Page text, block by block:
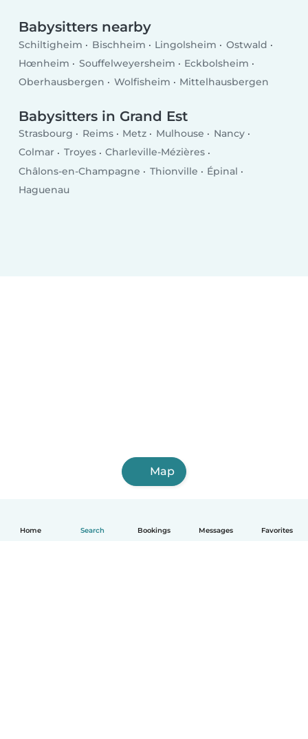
Home Search Bookings Messages Favorites
Babysitters nearby
Schiltigheim Bischheim Lingolsheim
Ostwald
Hœnheim
Souffelweyersheim
Eckbolsheim
Oberhausbergen
Wolfisheim Mittelhausbergen
Babysitters in Grand Est
Strasbourg Reims Metz Mulhouse
Nancy
Colmar
Troyes
Charleville-Mézières
Châlons-en-Champagne
Thionville
Épinal
Haguenau
Map